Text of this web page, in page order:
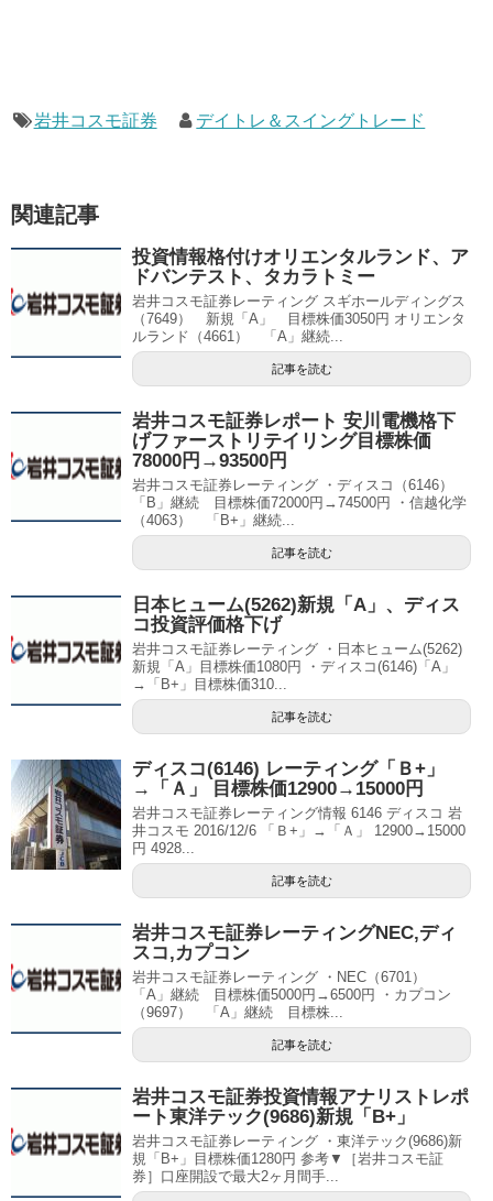
岩井コスモ証券 デイトレ＆スイングトレード
関連記事
投資情報格付けオリエンタルランド、ア
ドバンテスト、タカラトミー
岩井コスモ証券レーティング スギホールディングス
（7649） 新規「A」 目標株価3050円 オリエンタ
ルランド（4661） 「A」継続...
記事を読む
岩井コスモ証券レポート 安川電機格下
げファーストリテイリング目標株価
78000円→93500円
岩井コスモ証券レーティング ・ディスコ（6146）
「B」継続 目標株価72000円→74500円 ・信越化学
（4063） 「B+」継続...
記事を読む
日本ヒューム(5262)新規「A」、ディス
コ投資評価格下げ
岩井コスモ証券レーティング ・日本ヒューム(5262)
新規「A」目標株価1080円 ・ディスコ(6146)「A」
→「B+」目標株価310...
記事を読む
ディスコ(6146) レーティング「Ｂ+」
→「Ａ」 目標株価12900→15000円
岩井コスモ証券レーティング情報 6146 ディスコ 岩
井コスモ 2016/12/6 「Ｂ+」→「Ａ」 12900→15000
円 4928...
記事を読む
岩井コスモ証券レーティングNEC,ディ
スコ,カプコン
岩井コスモ証券レーティング ・NEC（6701）
「A」継続 目標株価5000円→6500円 ・カプコン
（9697） 「A」継続 目標株...
記事を読む
岩井コスモ証券投資情報アナリストレポ
ート東洋テック(9686)新規「B+」
岩井コスモ証券レーティング ・東洋テック(9686)新
規「B+」目標株価1280円 参考▼［岩井コスモ証
券］口座開設で最大2ヶ月間手...